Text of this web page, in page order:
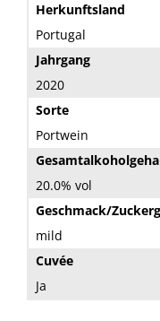
Herkunftsland
Portugal
Jahrgang
2020
Sorte
Portwein
20.0% vol
Geschmack/
mild
Cuvée
Ja